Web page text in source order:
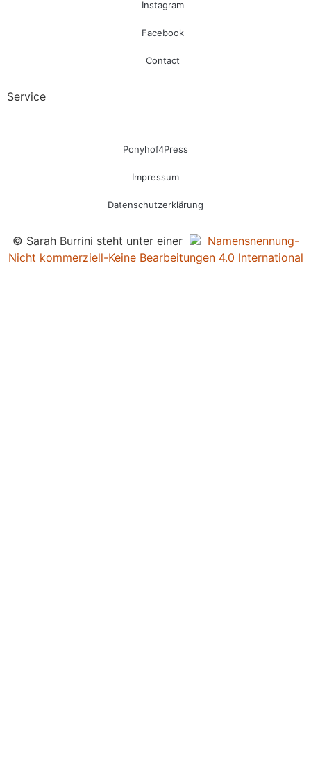
Instagram
Facebook
Contact
Service
Ponyhof4Press
Impressum
Datenschutzerklärung
© Sarah Burrini steht unter einer
Namensnennung-
Nicht kommerziell-Keine Bearbeitungen 4.0 International